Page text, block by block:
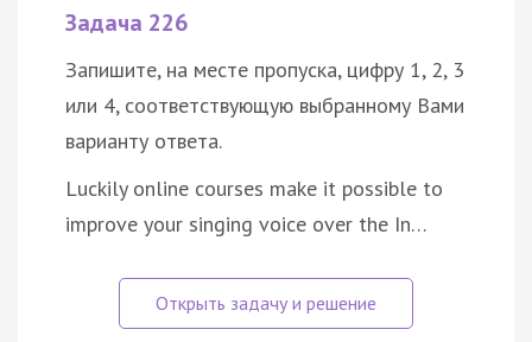
Задача 226
Запишите, на месте пропуска, цифру 1, 2, 3
или 4, соответствующую выбранному Вами
варианту ответа.
Luckily online courses make it possible to
improve your singing voice over the In…